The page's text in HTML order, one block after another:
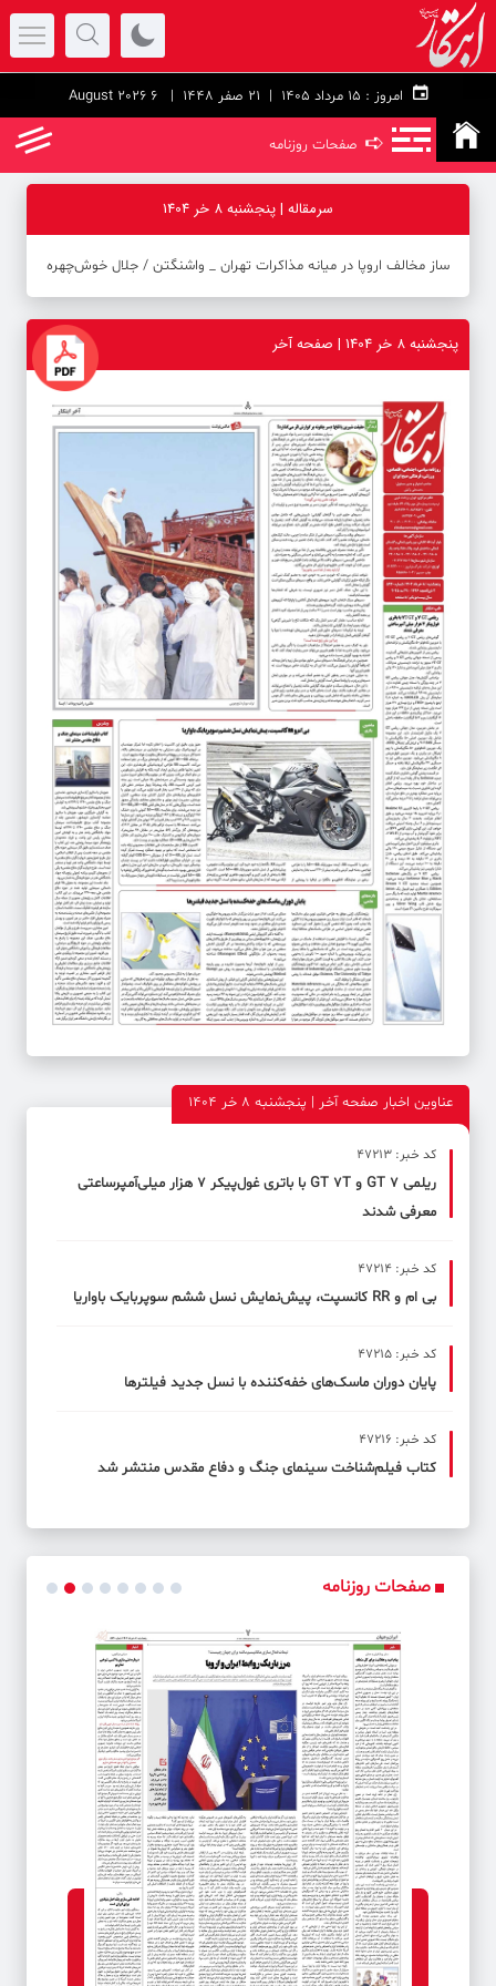
امروز : 21 صفر 1448 | 6 August 2026
➪ صفحات روزنامه
سرمقاله | پنجشنبه 8 خر 1404
ساز مخالف اروپا در میانه مذاکرات تهران _ واشنگتن / جلال خوش‌چهره
پنجشنبه 8 خر 1404 | صفحه آخر
عناوین اخبار صفحه آخر | پنجشنبه 8 خر 1404
کد خبر: 47213
ریلمی GT 7 و GT 7T با باتری غول‌پیکر 7 هزار میلی‌آمپرساعتی
معرفی شدند
کد خبر: 47214
بی ام و RR کانسپت، پیش‌نمایش نسل ششم سوپربایک باواریا
کد خبر: 47215
پایان دوران ماسک‌های خفه‌کننده با نسل جدید فیلترها
کد خبر: 47216
کتاب فیلم‌شناخت سینمای جنگ و دفاع مقدس منتشر شد
صفحات روزنامه